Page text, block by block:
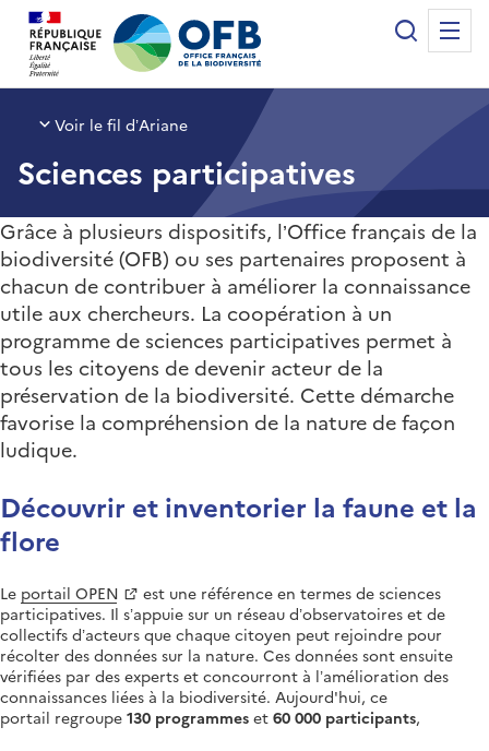
Office français de la biodiversité
Recherche
Voir le fil d’Ariane
Sciences participatives
Grâce à plusieurs dispositifs, l’Office français de la
biodiversité (OFB) ou ses partenaires proposent à
chacun de contribuer à améliorer la connaissance
utile aux chercheurs. La coopération à un
programme de sciences participatives permet à
tous les citoyens de devenir acteur de la
préservation de la biodiversité. Cette démarche
favorise la compréhension de la nature de façon
ludique.
Découvrir et inventorier la faune et la
flore
Le portail OPEN
est une référence en termes de sciences
participatives. Il s’appuie sur un réseau d’observatoires et de
collectifs d’acteurs que chaque citoyen peut rejoindre pour
récolter des données sur la nature. Ces données sont ensuite
vérifiées par des experts et concourront à l’amélioration des
connaissances liées à la biodiversité. Aujourd'hui, ce
portail regroupe 130 programmes et 60 000 participants,
Panneau de gestion des cookies